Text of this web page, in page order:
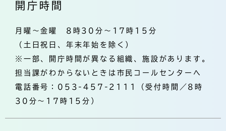
開庁時間
月曜～金曜 8時30分～17時15分
（土日祝日、年末年始を除く）
※一部、開庁時間が異なる組織、施設があります。
担当課がわからないときは市民コールセンターへ
電話番号：053-457-2111（受付時間／8時
30分～17時15分）